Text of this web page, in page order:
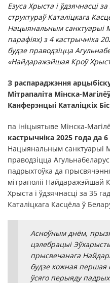
Езуса Хрыста і ўдзячнасці
структураў Каталіцкага
Нацыянальным санктуарыі
парафіях) з 4 кастрычніка
будзе праводзіцца
«Найдаражэйшая Кроў
З распараджэння
Мітрапаліта Мінска-
Канферэнцыі Каталіцкіх
па ініцыятыве Мінска-
кастрычніка 2025 года да
Нацыянальным санктуарыі
праводзіцца
падрыхтоўка да
мітраполіі Найдаражэйшай
Хрыста і ўдзячнасці за 35
Каталіцкага Касцёла ў
Асноўным днём,
цэлебрацыі
прысвечанага
будзе кожная першая
ўсяго перыяду